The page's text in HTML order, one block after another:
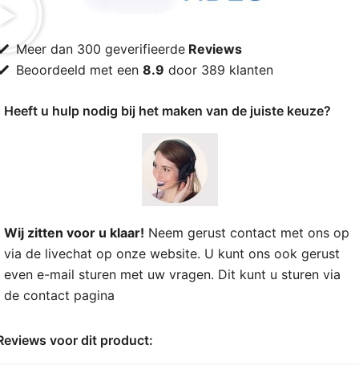
Meer dan 300 geverifieerde Reviews
Beoordeeld met een 8.9 door 389 klanten
Heeft u hulp nodig bij het maken van de juiste keuze?
Wij zitten voor u klaar! Neem gerust contact met ons op
via de livechat op onze website. U kunt ons ook gerust
even e-mail sturen met uw vragen. Dit kunt u sturen via
de contact pagina
voor dit product: